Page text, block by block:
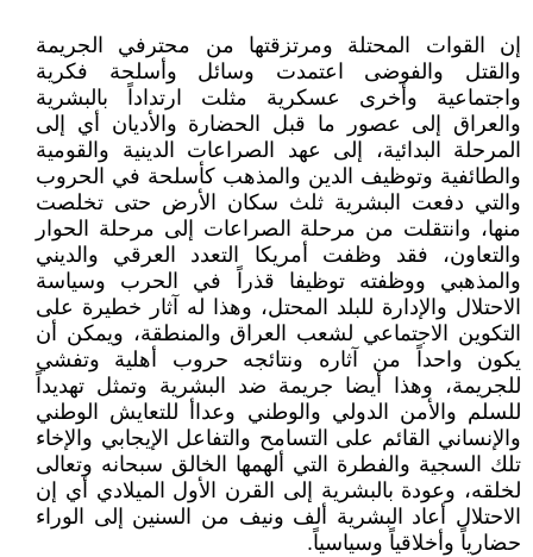
إن القوات المحتلة ومرتزقتها من محترفي الجريمة
والقتل والفوضى اعتمدت وسائل وأسلحة فكرية
واجتماعية وأخرى عسكرية مثلت ارتداداً بالبشرية
والعراق إلى عصور ما قبل الحضارة والأديان أي إلى
المرحلة البدائية، إلى عهد الصراعات الدينية والقومية
والطائفية وتوظيف الدين والمذهب كأسلحة في الحروب
والتي دفعت البشرية ثلث سكان الأرض حتى تخلصت
منها، وانتقلت من مرحلة الصراعات إلى مرحلة الحوار
والتعاون، فقد وظفت أمريكا التعدد العرقي والديني
والمذهبي ووظفته توظيفا قذراً في الحرب وسياسة
الاحتلال والإدارة للبلد المحتل، وهذا له آثار خطيرة على
التكوين الاجتماعي لشعب العراق والمنطقة، ويمكن أن
يكون واحداً من آثاره ونتائجه حروب أهلية وتفشي
للجريمة، وهذا أيضا جريمة ضد البشرية وتمثل تهديداً
للسلم والأمن الدولي والوطني وعداأ للتعايش الوطني
والإنساني القائم على التسامح والتفاعل الإيجابي والإخاء
تلك السجية والفطرة التي ألهمها الخالق سبحانه وتعالى
لخلقه، وعودة بالبشرية إلى القرن الأول الميلادي أي إن
الاحتلال أعاد البشرية ألف ونيف من السنين إلى الوراء
حضارياً وأخلاقياً وسياسياً.